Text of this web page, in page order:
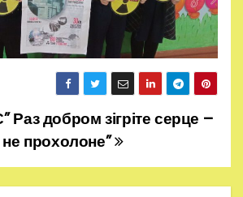
Раз добром зігріте серце –
не прохолоне”